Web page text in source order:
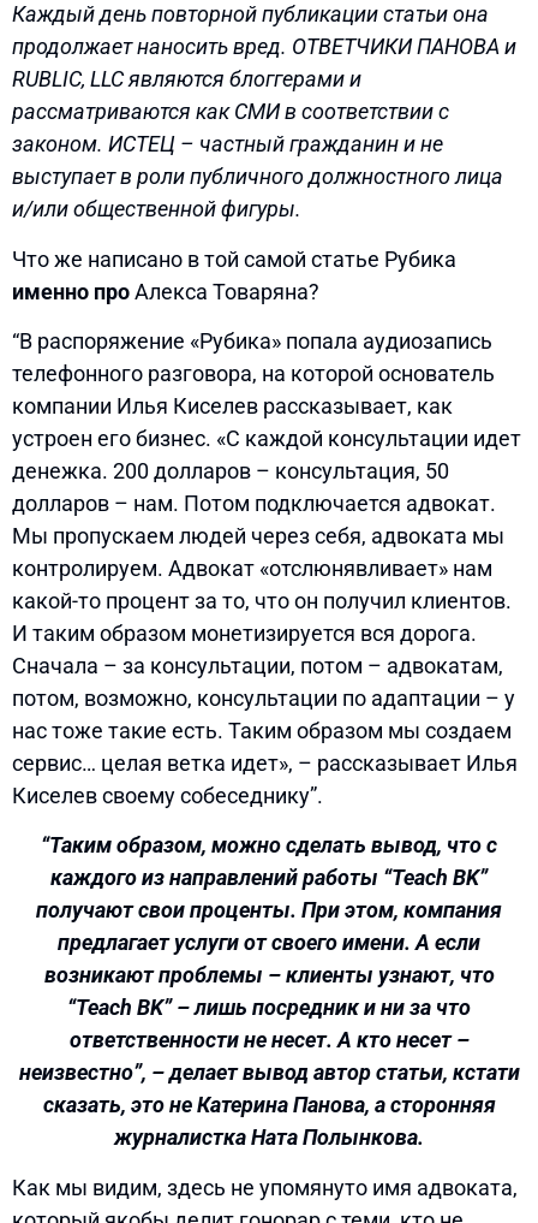
Каждый день повторной публикации статьи она
продолжает наносить вред. ОТВЕТЧИКИ ПАНОВА и
RUBLIC, LLC являются блоггерами и
рассматриваются как СМИ в соответствии с
законом. ИСТЕЦ – частный гражданин и не
выступает в роли публичного должностного лица
и/или общественной фигуры.
Что же написано в той самой статье Рубика
именно проАлекса Товаряна?
“В распоряжение «Рубика» попала аудиозапись
телефонного разговора, на которой основатель
компании Илья Киселев рассказывает, как
устроен его бизнес. «С каждой консультации идет
денежка. 200 долларов – консультация, 50
долларов – нам. Потом подключается адвокат.
Мы пропускаем людей через себя, адвоката мы
контролируем. Адвокат «отслюнявливает» нам
какой-то процент за то, что он получил клиентов.
И таким образом монетизируется вся дорога.
Сначала – за консультации, потом – адвокатам,
потом, возможно, консультации по адаптации – у
нас тоже такие есть. Таким образом мы создаем
сервис… целая ветка идет», – рассказывает Илья
Киселев своему собеседнику”.
“Таким образом, можно сделать вывод, что с
каждого из направлений работы “Teach BK”
получают свои проценты. При этом, компания
предлагает услуги от своего имени. А если
возникают проблемы – клиенты узнают, что
“Teach BK” – лишь посредник и ни за что
ответственности не несет. А кто несет –
неизвестно”, – делает вывод автор статьи, кстати
сказать, это не Катерина Панова, а сторонняя
журналистка Ната Полынкова.
Как мы видим, здесь не упомянуто имя адвоката,